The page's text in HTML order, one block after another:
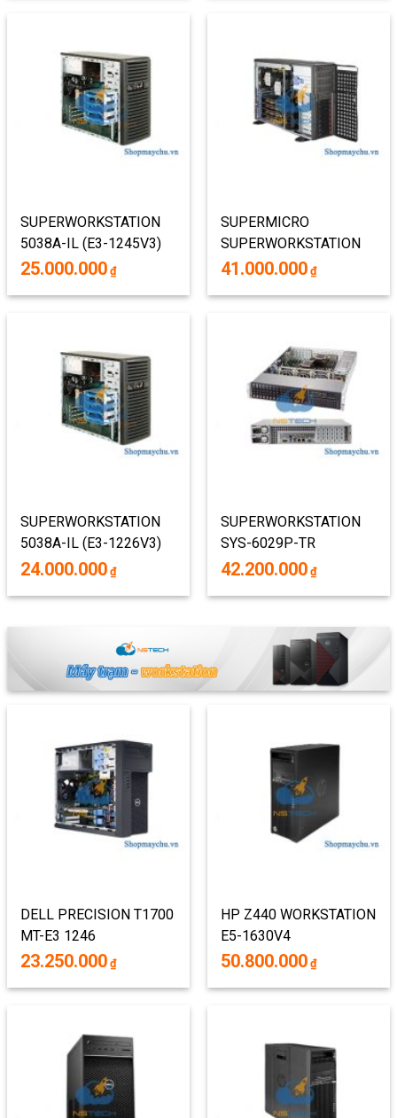
SUPERWORKSTATION
5038A-IL (E3-1245V3)
25.000.000 ₫
SUPERMICRO
SUPERWORKSTATION
7047GR-TRF NVIDIA
41.000.000 ₫
SUPERWORKSTATION
5038A-IL (E3-1226V3)
24.000.000 ₫
SUPERWORKSTATION
SYS-6029P-TR
(BAREBONE : VỎ +
42.200.000 ₫
DELL PRECISION T1700
MT-E3 1246
23.250.000 ₫
HP Z440 WORKSTATION
E5-1630V4
50.800.000 ₫